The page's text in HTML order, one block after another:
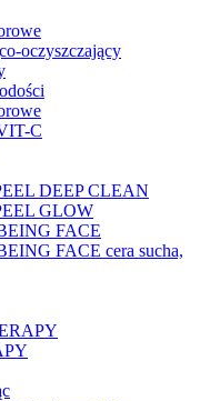
oczyszczający
C
DEEP CLEAN
GLOW
FACE
FACE cera sucha,